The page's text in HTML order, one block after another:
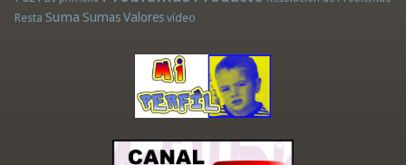
Resta Suma Sumas Valores vídeo